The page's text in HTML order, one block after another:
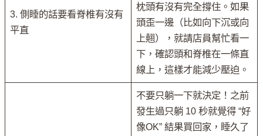
3. 側睡的話要看脊椎有沒有
平直
枕頭有沒有完全撐住。如果
頭歪一邊（比如向下沉或向
上翹），就請店員幫忙看一
下，確認頭和脊椎在一條直
線上，這樣才能減少壓迫。
不要只躺一下就決定！之前
發生過只躺 10 秒就覺得 “好
像OK” 結果買回家，睡久了